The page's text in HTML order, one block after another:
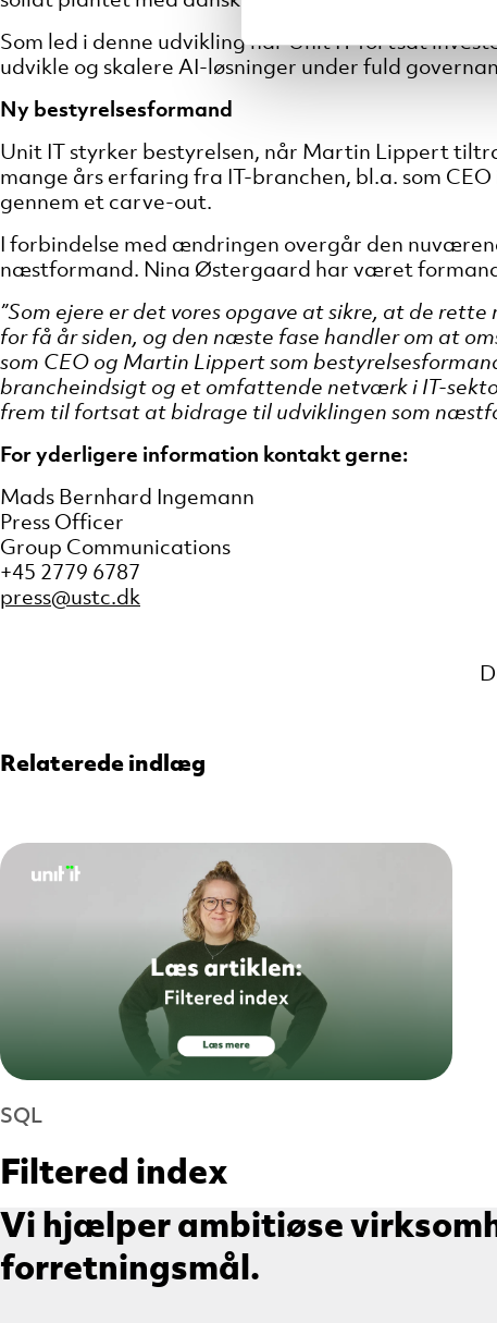
Som led i denne udvikling har Unit IT fortsat
udvikle og skalere AI-løsninger under fuld
Ny bestyrelsesformand
Unit IT styrker bestyrelsen, når Martin Lippert
mange års erfaring fra IT-branchen, bl.a. som
gennem et carve-out.
I forbindelse med ændringen overgår den
næstformand. Nina Østergaard har været formand
”Som ejere er det vores opgave at sikre, at de
for få år siden, og den næste fase handler om at
som CEO og Martin Lippert som
brancheindsigt og et omfattende netværk i IT-
frem til fortsat at bidrage til udviklingen som
For yderligere information kontakt gerne:
Mads Bernhard Ingemann
Press Officer
Group Communications
+45 2779 6787
press@ustc.dk
Relaterede indlæg
SQL
Filtered index
Vi hjælper ambitiøse
forretningsmål.